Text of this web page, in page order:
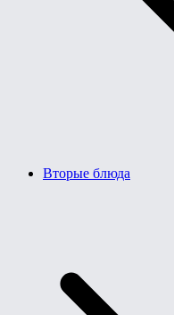
Вторые блюда